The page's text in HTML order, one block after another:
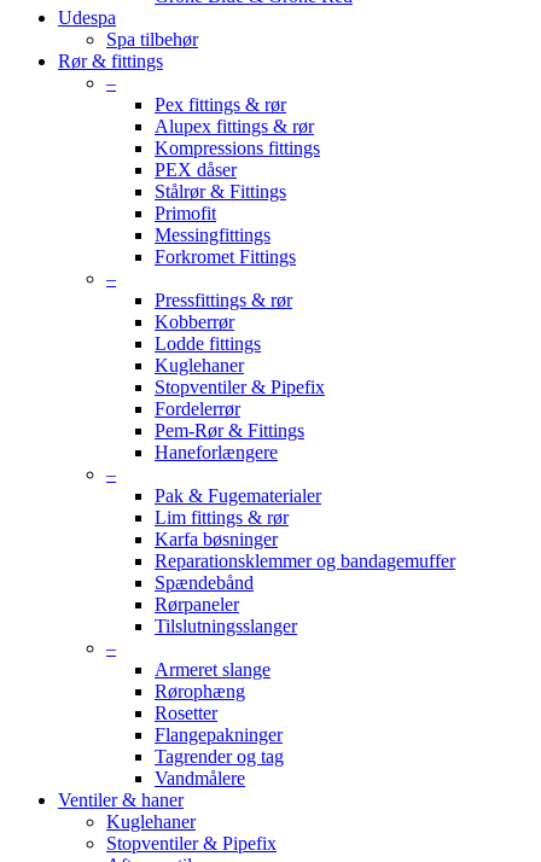
Udespa
Spa tilbehør
Rør & fittings
–
Pex fittings & rør
Alupex fittings & rør
Kompressions fittings
PEX dåser
Stålrør & Fittings
Primofit
Messingfittings
Forkromet Fittings
–
Pressfittings & rør
Kobberrør
Lodde fittings
Kuglehaner
Stopventiler & Pipefix
Fordelerrør
Pem-Rør & Fittings
Haneforlængere
–
Pak & Fugematerialer
Lim fittings & rør
Karfa bøsninger
Reparationsklemmer og bandagemuffer
Spændebånd
Rørpaneler
Tilslutningsslanger
–
Armeret slange
Rørophæng
Rosetter
Flangepakninger
Tagrender og tag
Vandmålere
Ventiler & haner
Kuglehaner
Stopventiler & Pipefix